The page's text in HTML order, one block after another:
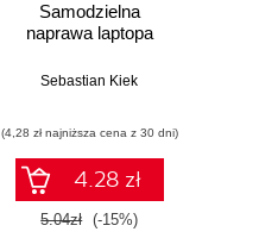
Samodzielna
naprawa laptopa
Sebastian Kiek
(4,28 zł najniższa cena z 30 dni)
4.28 zł
5.04zł (-15%)